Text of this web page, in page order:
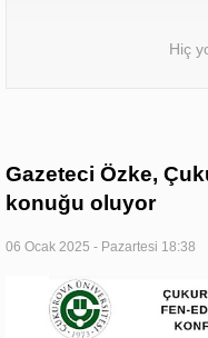
Hiç
Gazeteci Özke,
konuğu oluyor
06 Ocak 2025 - Pazartesi 18:38